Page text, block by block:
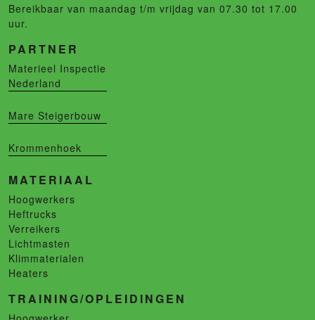
MATERIAAL
Hoogwerkers
Heftrucks
Verreikers
Lichtmasten
Klimmaterialen
Heaters
Bereikbaar van maandag t/m vrijdag van 07.30 tot 17.00
uur.
PARTNER
Materieel Inspectie
Nederland
Mare Steigerbouw
Krommenhoek
TRAINING/OPLEIDINGEN